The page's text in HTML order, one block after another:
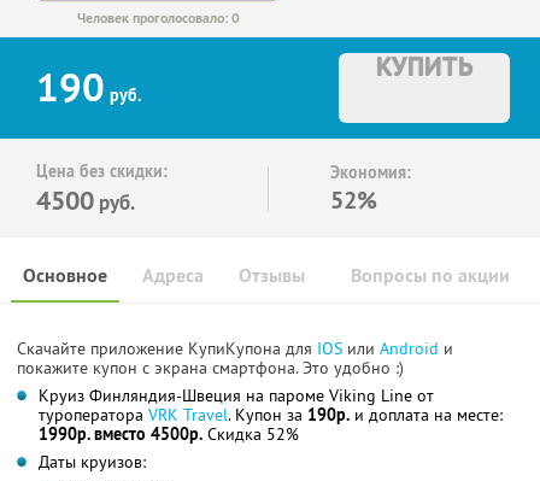
Человек проголосовало: 0
190 руб.
КУПИТЬ
Цена без скидки:
4500 руб.
Экономия:
52%
Основное Отзывы Вопросы по акции
Адреса
Скачайте приложение КупиКупона для IOS или Android и
покажите купон с экрана смартфона. Это удобно :)
Круиз Финляндия-Швеция на пароме Viking Line от
туроператора VRK Travel. Купон за 190р. и доплата на месте:
1990р. вместо 4500р. Скидка 52%
Даты круизов: